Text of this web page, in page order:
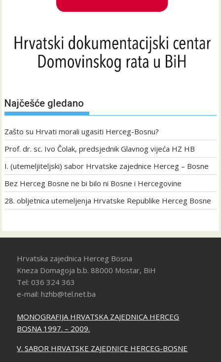
Najčešće gledano
Zašto su Hrvati morali ugasiti Herceg-Bosnu?
Prof. dr. sc. Ivo Čolak, predsjednik Glavnog vijeća HZ HB
I. (utemeljiteljski) sabor Hrvatske zajednice Herceg – Bosne
Bez Herceg Bosne ne bi bilo ni Bosne i Hercegovine
28. obljetnica utemeljenja Hrvatske Republike Herceg Bosne
Hrvatska zajednica Herceg Bosna
Kneza Domagoja b.b. 88000 Mostar, BiH
Tel: 036 324 363
e-mail: hzhb@tel.net.ba
MONOGRAFIJA HRVATSKA ZAJEDNICA HERCEG
BOSNA 1997. – 2009.
V. SABOR HRVATSKE ZAJEDNICE HERCEG-BOSNE